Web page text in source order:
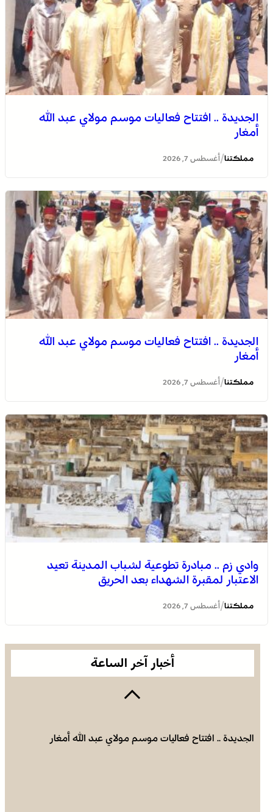
الجديدة .. افتتاح فعاليات موسم مولاي عبد الله
أمغار
مملكتنا/ أغسطس 7, 2026
الجديدة .. افتتاح فعاليات موسم مولاي عبد الله
أمغار
مملكتنا/ أغسطس 7, 2026
وادي زم .. مبادرة تطوعية لشباب المدينة تعيد
الاعتبار لمقبرة الشهداء بعد الحريق
مملكتنا/ أغسطس 7, 2026
أخبار آخر الساعة
وادي زم .. مبادرة تطوعية لشباب المدينة تعيد الاعتبار لمقبرة
الشهداء بعد الحريق
الجديدة .. افتتاح فعاليات موسم مولاي عبد الله أمغار
الجديدة .. افتتاح فعاليات موسم مولاي عبد الله أمغار